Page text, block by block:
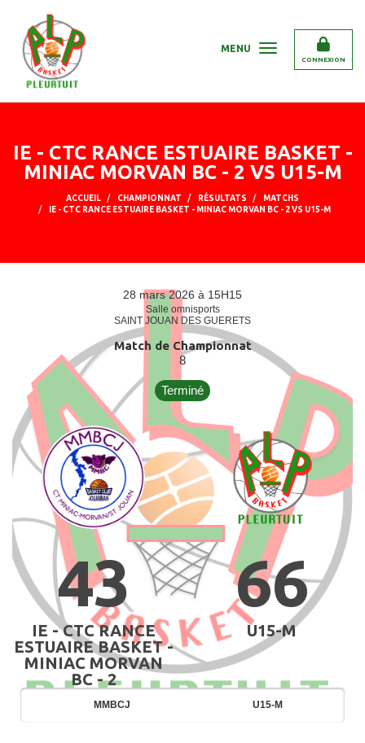
CONNEXION
MENU
IE - CTC RANCE ESTUAIRE BASKET -
MINIAC MORVAN BC - 2 VS U15-M
ACCUEIL CHAMPIONNAT RÉSULTATS
MATCHS
IE - CTC RANCE ESTUAIRE BASKET - MINIAC MORVAN BC - 2 VS U15-M
28 mars 2026 à 15H15
Salle omnisports
SAINT JOUAN DES GUERETS
Match de Championnat
8
Terminé
43 66
IE - CTC RANCE
ESTUAIRE BASKET -
MINIAC MORVAN
BC - 2
U15-M
MMBCJ U15-M